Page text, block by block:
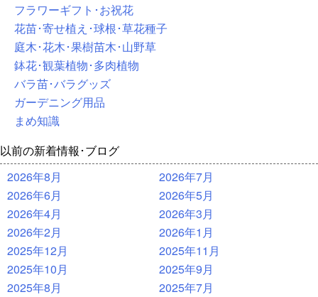
フラワーギフト･お祝花
花苗･寄せ植え･球根･草花種子
庭木･花木･果樹苗木･山野草
鉢花･観葉植物･多肉植物
バラ苗･バラグッズ
ガーデニング用品
まめ知識
以前の新着情報･ブログ
2026年8月
2026年7月
2026年6月
2026年5月
2026年4月
2026年3月
2026年2月
2026年1月
2025年12月
2025年11月
2025年10月
2025年9月
2025年8月
2025年7月